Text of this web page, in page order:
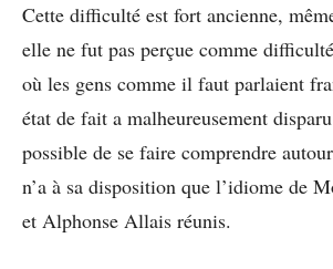
Cette difficulté est fort ancienne,
elle ne fut pas perçue comme
où les gens comme il faut parlaient
état de fait a malheureusement
possible de se faire comprendre
n’a à sa disposition que l’idiome de
et Alphonse Allais réunis.